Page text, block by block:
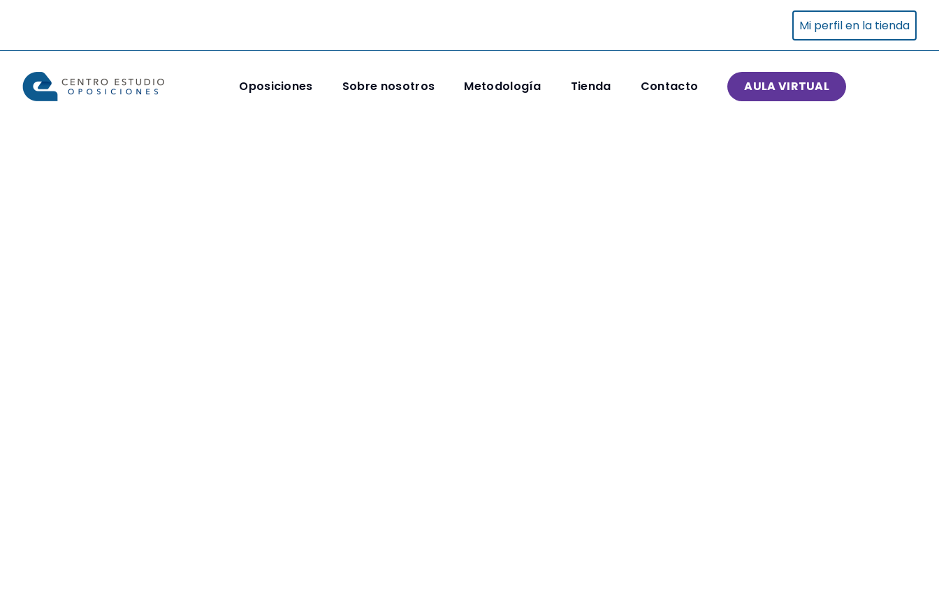
Mi perfil en la tienda
Oposiciones Sobre nosotros Metodología Tienda Contacto AULA VIRTUAL